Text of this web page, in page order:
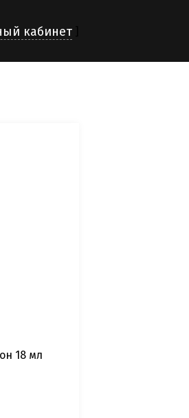
кабинет
18 мл